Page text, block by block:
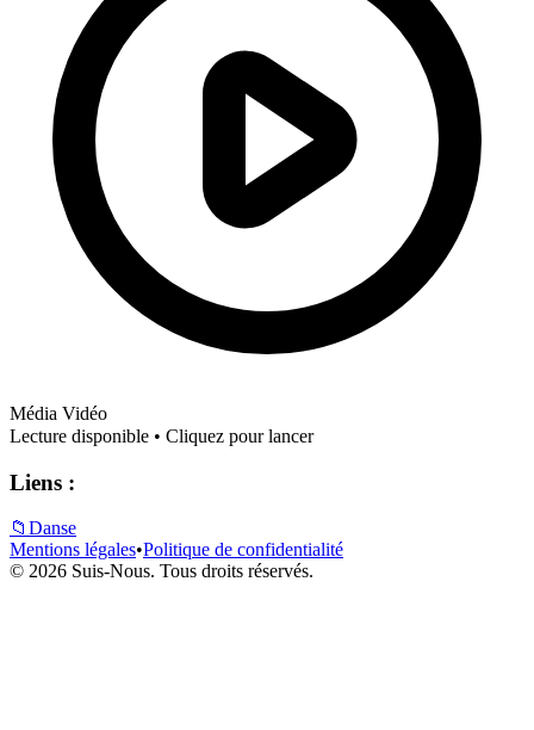
Média Vidéo
Lecture disponible • Cliquez pour lancer
Liens :
📁 Danse
Mentions légales•Politique de confidentialité
© 2026 Suis-Nous. Tous droits réservés.